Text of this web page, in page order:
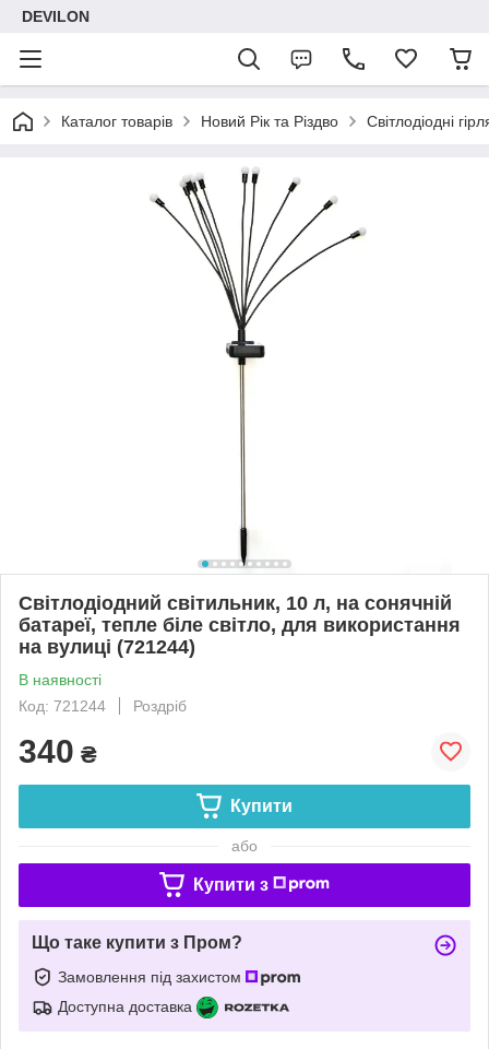
DEVILON
Каталог товарів Новий Рік та Різдво Світлодіодні
Світлодіодний світильник, 10 л, на сонячній
батареї, тепле біле світло, для використання
на вулиці (721244)
В наявності
Код: 721244
Роздріб
340 ₴
Купити
або
Купити з
Що таке купити з Пром?
Замовлення під захистом
Доступна доставка